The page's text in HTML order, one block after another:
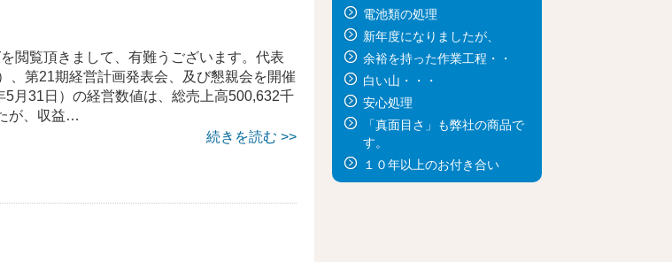
閲覧頂きまして、有難うございます。代表
、第21期経営計画発表会、及び懇親会を開催
月31日）の経営数値は、総売上高500,632千
が、収益…
続きを読む >>
電池類の処理
新年度になりましたが、
余裕を持った作業工程・・
白い山・・・
安心処理
「真面目さ」も弊社の商品で
す。
１０年以上のお付き合い